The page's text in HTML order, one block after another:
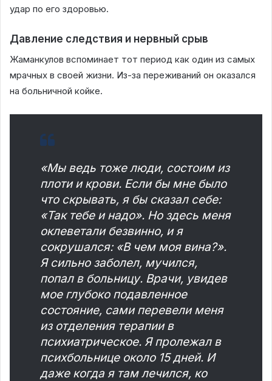
удар по его здоровью.
Давление следствия и нервный срыв
Жаманкулов вспоминает тот период как один из самых
мрачных в своей жизни. Из-за переживаний он оказался
на больничной койке.
«Мы ведь тоже люди, состоим из
плоти и крови. Если бы мне было
что скрывать, я бы сказал себе:
«Так тебе и надо». Но здесь меня
оклеветали безвинно, и я
сокрушался: «В чем моя вина?».
Я сильно заболел, мучился,
попал в больницу. Врачи, увидев
мое глубоко подавленное
состояние, сами перевели меня
из отделения терапии в
психиатрическое. Я пролежал в
психбольнице около 15 дней. И
даже когда я там лечился, ко